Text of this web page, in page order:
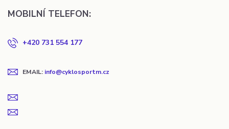
MOBILNÍ TELEFON:
+420 731 554 177
EMAIL: info@cyklosportm.cz